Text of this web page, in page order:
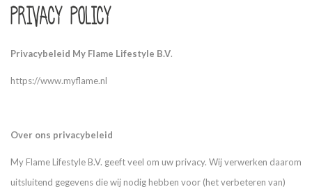
Privacy Policy
Privacybeleid My Flame Lifestyle B.V.
https://www.myflame.nl
Over ons privacybeleid
My Flame Lifestyle B.V. geeft veel om uw privacy. Wij verwerken daarom
uitsluitend gegevens die wij nodig hebben voor (het verbeteren van)